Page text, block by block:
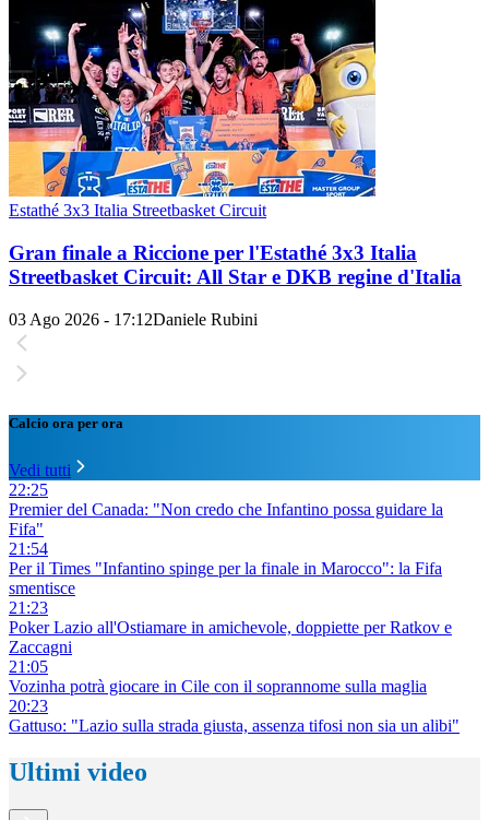
Estathé 3x3 Italia Streetbasket Circuit
Gran finale a Riccione per l'Estathé 3x3 Italia
Streetbasket Circuit: All Star e DKB regine d'Italia
03 Ago 2026 - 17:12Daniele Rubini
Calcio ora per ora
Vedi tutti
22:25
Premier del Canada: "Non credo che Infantino possa guidare la
Fifa"
21:54
Per il Times "Infantino spinge per la finale in Marocco": la Fifa
smentisce
21:23
Poker Lazio all'Ostiamare in amichevole, doppiette per Ratkov e
Zaccagni
21:05
Vozinha potrà giocare in Cile con il soprannome sulla maglia
20:23
Gattuso: "Lazio sulla strada giusta, assenza tifosi non sia un alibi"
Ultimi video